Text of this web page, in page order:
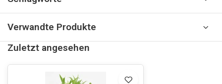
Verwandte Produkte
Zuletzt angesehen